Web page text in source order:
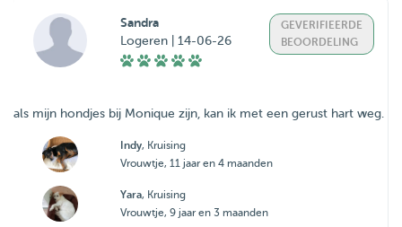
Sandra
Logeren | 14-06-26
GEVERIFIEERDE
BEOORDELING
als mijn hondjes bij Monique zijn, kan ik met een gerust hart weg.
Indy, Kruising
Vrouwtje, 11 jaar en 4 maanden
Yara, Kruising
Vrouwtje, 9 jaar en 3 maanden